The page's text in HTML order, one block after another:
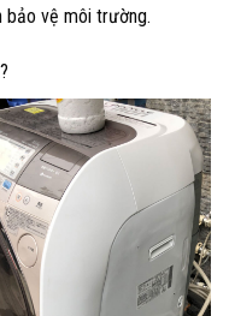
bảo vệ môi trường.